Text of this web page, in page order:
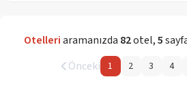
Otelleriaramanızda 82otel,5
Önceki 1 2 3 4